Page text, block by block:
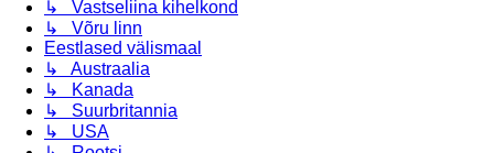
↳ Vastseliina kihelkond
↳ Võru linn
Eestlased välismaal
↳ Austraalia
↳ Kanada
↳ Suurbritannia
↳ USA